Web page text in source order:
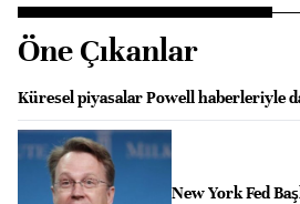
Öne Çıkanlar
Küresel piyasalar Powell haberleriyle
New York Fed